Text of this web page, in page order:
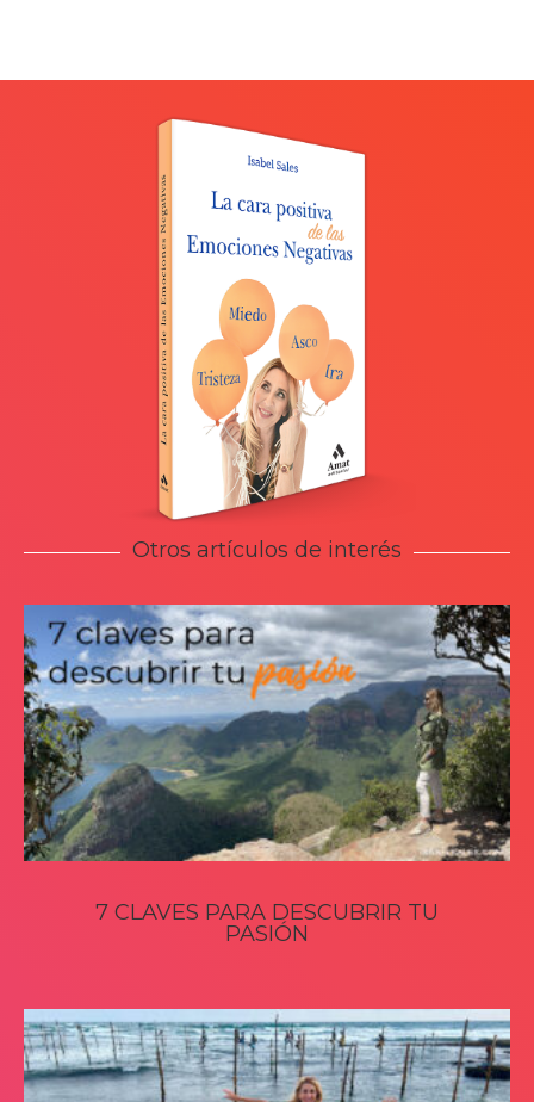
Otros artículos de interés
7 CLAVES PARA DESCUBRIR TU
PASIÓN